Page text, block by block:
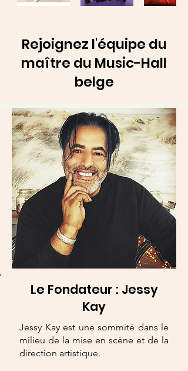
Rejoignez l'équipe du
maître du Music-Hall
belge
Le Fondateur : Jessy
Kay
Jessy Kay est une sommité dans le
milieu de la mise en scène et de la
direction artistique.